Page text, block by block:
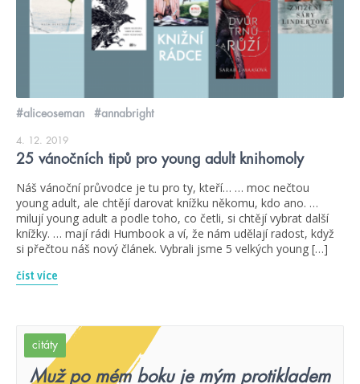
#aliceoseman #annabright
4. 12. 2019
25 vánočních tipů pro young adult knihomoly
Náš vánoční průvodce je tu pro ty, kteří… … moc nečtou
young adult, ale chtějí darovat knížku někomu, kdo ano. …
milují young adult a podle toho, co četli, si chtějí vybrat další
knížky. … mají rádi Humbook a ví, že nám udělají radost, když
si přečtou náš nový článek. Vybrali jsme 5 velkých young […]
číst více
citáty
Muž po mém boku je mým protikladem